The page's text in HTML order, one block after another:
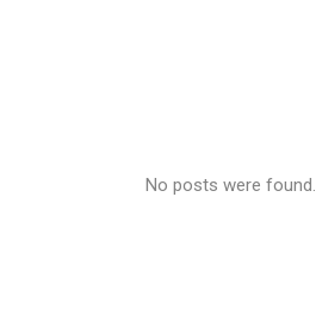
No posts were found.